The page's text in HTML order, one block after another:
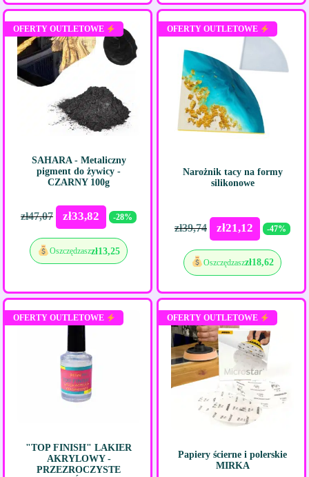
OFERTY OUTLETOWE
SAHARA - Metaliczny
pigment do żywicy -
CZARNY 100g
zł47,07 zł33,82 -28%
Oszczędzaszzł13,25
OFERTY OUTLETOWE
Narożnik tacy na formy
silikonowe
zł39,74 zł21,12 -47%
Oszczędzaszzł18,62
OFERTY OUTLETOWE
"TOP FINISH" LAKIER
AKRYLOWY -
PRZEZROCZYSTE
OFERTY OUTLETOWE
Papiery ścierne i polerskie
MIRKA